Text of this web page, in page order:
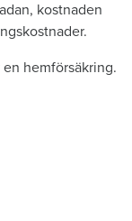
kostnaden
hemförsäkring.